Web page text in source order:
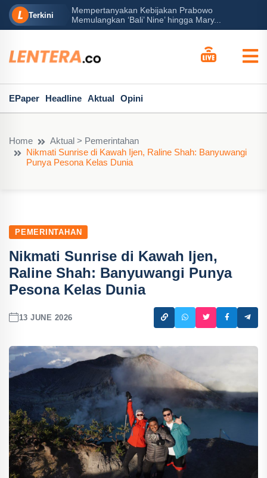
Terkini
Mempertanyakan Kebijakan Prabowo
Memulangkan ‘Bali’ Nine’ hingga Mary...
EPaper Headline Aktual Opini
Home
Aktual > Pemerintahan
Nikmati Sunrise di Kawah Ijen, Raline Shah: Banyuwangi
Punya Pesona Kelas Dunia
PEMERINTAHAN
Nikmati Sunrise di Kawah Ijen,
Raline Shah: Banyuwangi Punya
Pesona Kelas Dunia
13 JUNE 2026